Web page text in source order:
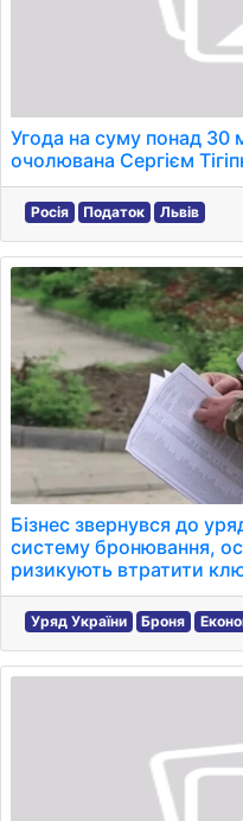
Угода на суму понад 30
очолювана Сергієм
Росія Податок Львів
Бізнес звернувся до
систему бронювання,
ризикують втратити
Уряд України Броня